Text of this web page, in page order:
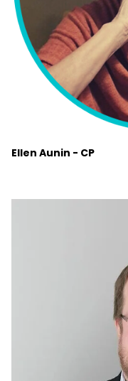
Ellen Aunin - CP